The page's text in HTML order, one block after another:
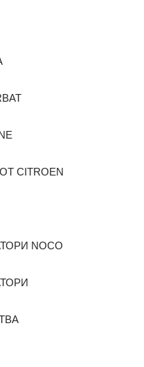
CITROEN
NOCO